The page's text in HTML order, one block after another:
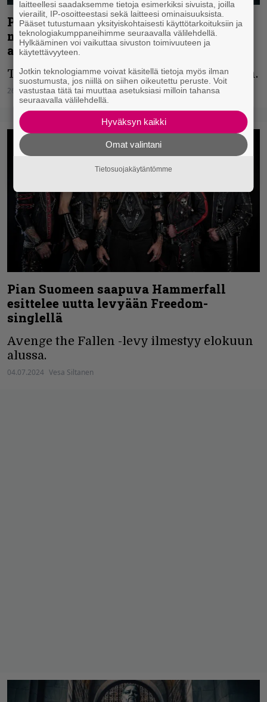
Powerwolf julkisti näyttävän
musiikkivideon tänään ilmestyneeltä
albumilta
Työteliäs Powerwolf julkaisi uuden levyn.
26.07.2024 Joni Juutilainen
Pian Suomeen saapuva Hammerfall
esittelee uutta levyään Freedom-
singlellä
Avenge the Fallen -levy ilmestyy elokuun
alussa.
04.07.2024 Vesa Siltanen
laitteellesi saadaksemme tietoja esimerkiksi sivuista, joilla
vierailit, IP-osoitteestasi sekä laitteesi ominaisuuksista.
Pääset tutustumaan yksityiskohtaisesti käyttötarkoituksiin ja
teknologiakumppaneihimme seuraavalla välilehdellä.
Hylkääminen voi vaikuttaa sivuston toimivuuteen ja
käytettävyyteen.
Jotkin teknologiamme voivat käsitellä tietoja myös ilman
suostumusta, jos niillä on siihen oikeutettu peruste. Voit
vastustaa tätä tai muuttaa asetuksiasi milloin tahansa
seuraavalla välilehdellä.
Hyväksyn kaikki
Omat valintani
Tietosuojakäytäntömme